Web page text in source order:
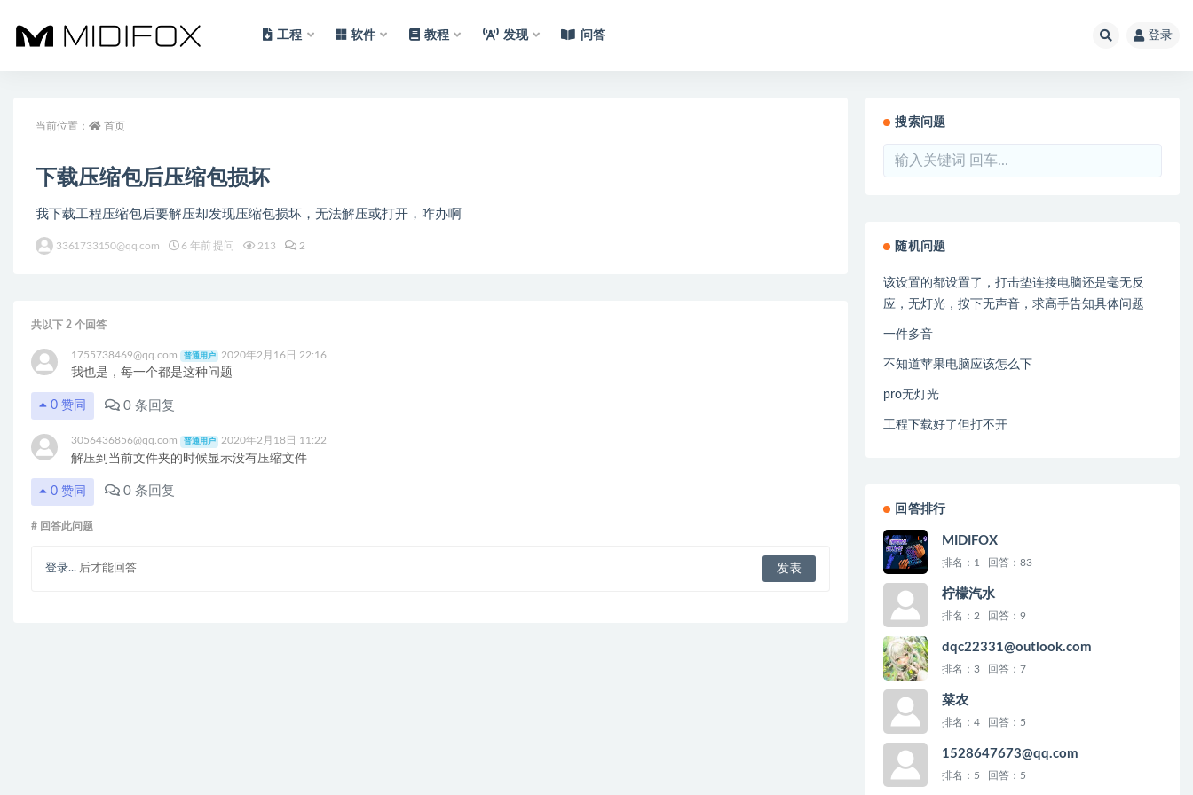
工程 软件 教程 发现 问答 登录
当前位置： 首页
下载压缩包后压缩包损坏
我下载工程压缩包后要解压却发现压缩包损坏，无法解压或打开，咋办啊
3361733150@qq.com 6 年前 提问 213 2
共以下 2 个回答
1755738469@qq.com 普通用户 2020年2月16日 22:16
我也是，每一个都是这种问题
0 赞同 0 条回复
3056436856@qq.com 普通用户 2020年2月18日 11:22
解压到当前文件夹的时候显示没有压缩文件
0 赞同 0 条回复
# 回答此问题
登录... 后才能回答
搜索问题
随机问题
该设置的都设置了，打击垫连接电脑还是毫无反
应，无灯光，按下无声音，求高手告知具体问题
一件多音
不知道苹果电脑应该怎么下
pro无灯光
工程下载好了但打不开
回答排行
MIDIFOX
排名：1 | 回答：83
柠檬汽水
排名：2 | 回答：9
dqc22331@outlook.com
排名：3 | 回答：7
菜农
排名：4 | 回答：5
1528647673@qq.com
排名：5 | 回答：5